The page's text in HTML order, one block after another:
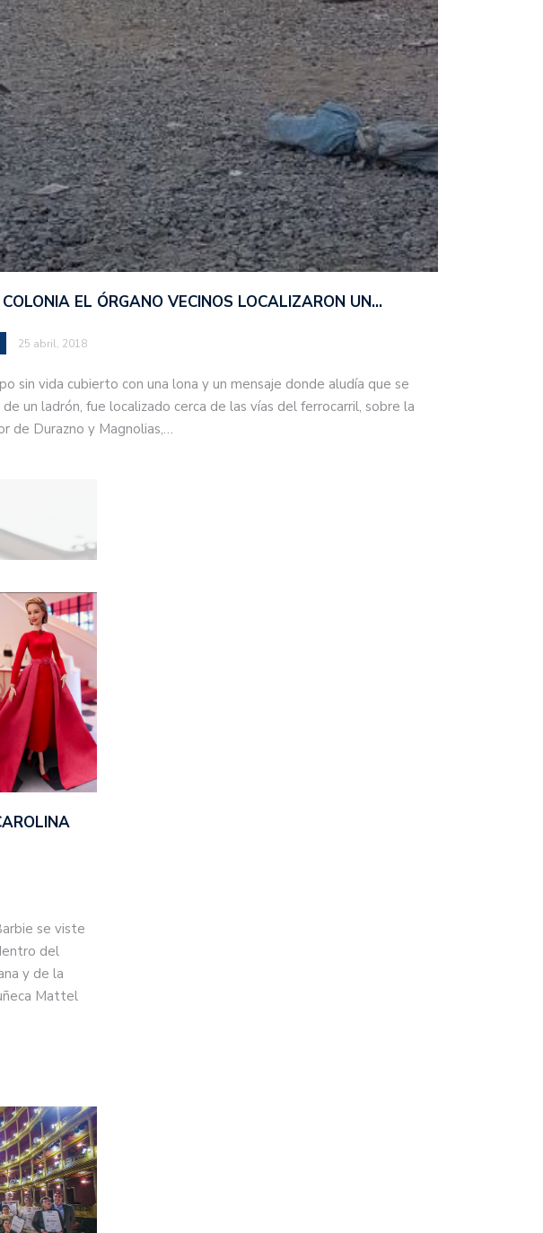
EL ÓRGANO VECINOS LOCALIZARON UN…
25 abril, 2018
sin vida cubierto con una lona y un mensaje donde aludía que se
un ladrón, fue localizado cerca de las vías del ferrocarril, sobre la
de Durazno y Magnolias,…
se viste
del
y de la
Mattel